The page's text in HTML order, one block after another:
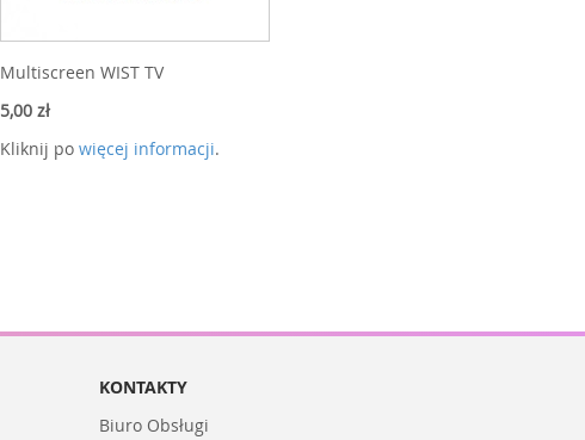
Multiscreen WIST TV
5,00 zł
Kliknij po więcej informacji.
KONTAKTY
Biuro Obsługi